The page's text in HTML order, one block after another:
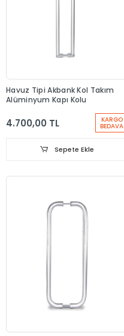
Havuz Tipi Akbank Kol Takım
Alüminyum Kapı Kolu
4.700,00 TL KARGO
BEDAVA
Sepete Ekle